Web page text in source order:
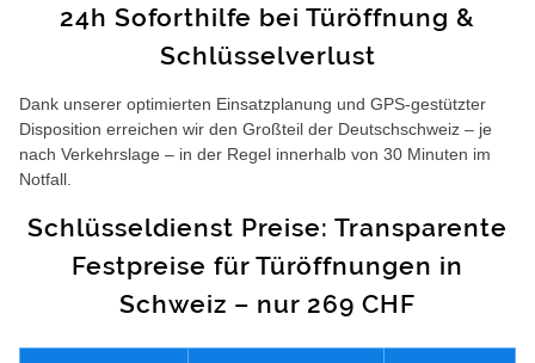
24h Soforthilfe bei Türöffnung &
Schlüsselverlust
Dank unserer optimierten Einsatzplanung und GPS-gestützter
Disposition erreichen wir den Großteil der Deutschschweiz – je
nach Verkehrslage – in der Regel innerhalb von 30 Minuten im
Notfall.
Schlüsseldienst Preise: Transparente
Festpreise für Türöffnungen in
Schweiz – nur 269 CHF